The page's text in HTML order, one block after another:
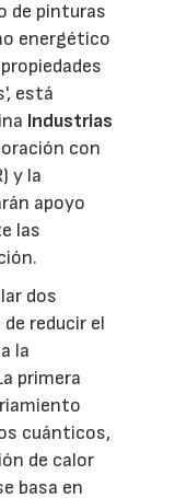
de pinturas
energético
está
Industrias
con
y la
apoyo
las
dos
reducir el
la
primera
cuánticos,
de calor
basa en